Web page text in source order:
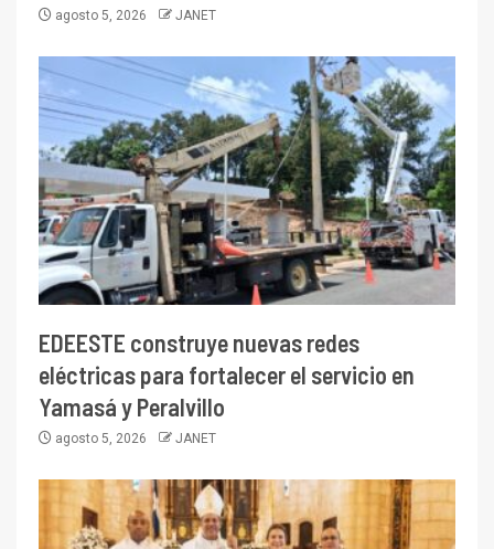
agosto 5, 2026 JANET
EDEESTE construye nuevas redes
eléctricas para fortalecer el servicio en
Yamasá y Peralvillo
agosto 5, 2026 JANET